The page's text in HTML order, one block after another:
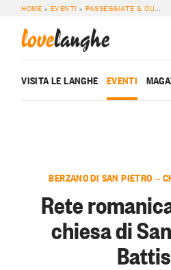
HOME » EVENTI »PASSEGGIATE & OUTDOOR
lovelanghe
VISITA LE LANGHE EVENTI
BERZANO DI SAN PIETRO —
Rete
chiesa di